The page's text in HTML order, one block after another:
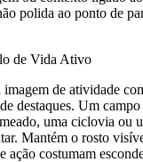
polida ao ponto de
de Vida Ativo
imagem de atividade
destaques. Um
uma ciclovia ou
Mantém o rosto
ação costumam